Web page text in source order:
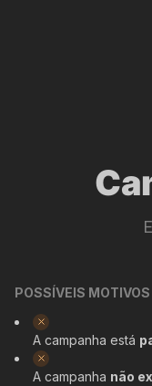
POSSÍVEIS MOTIVOS
A campanha está
A campanha não